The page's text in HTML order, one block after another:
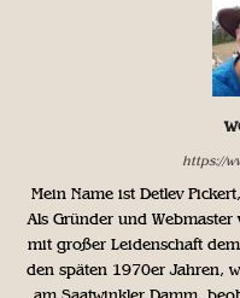
https://
Mein Name ist Detlev
Als Gründer und
mit großer Leidenschaft
den späten 1970er Jahren,